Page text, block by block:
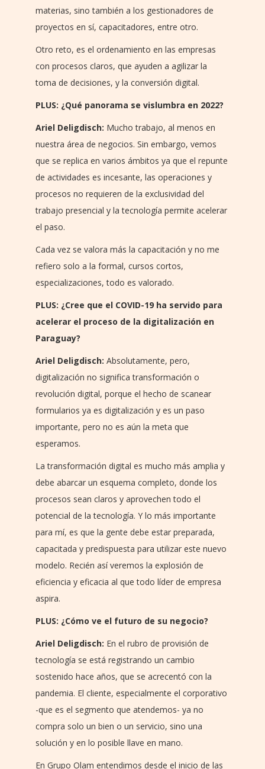
materias, sino también a los gestionadores de
proyectos en sí, capacitadores, entre otro.
Otro reto, es el ordenamiento en las empresas
con procesos claros, que ayuden a agilizar la
toma de decisiones, y la conversión digital.
PLUS: ¿Qué panorama se vislumbra en 2022?
Ariel Deligdisch: Mucho trabajo, al menos en
nuestra área de negocios. Sin embargo, vemos
que se replica en varios ámbitos ya que el repunte
de actividades es incesante, las operaciones y
procesos no requieren de la exclusividad del
trabajo presencial y la tecnología permite acelerar
el paso.
Cada vez se valora más la capacitación y no me
refiero solo a la formal, cursos cortos,
especializaciones, todo es valorado.
PLUS: ¿Cree que el COVID-19 ha servido para
acelerar el proceso de la digitalización en
Paraguay?
Ariel Deligdisch: Absolutamente, pero,
digitalización no significa transformación o
revolución digital, porque el hecho de scanear
formularios ya es digitalización y es un paso
importante, pero no es aún la meta que
esperamos.
La transformación digital es mucho más amplia y
debe abarcar un esquema completo, donde los
procesos sean claros y aprovechen todo el
potencial de la tecnología. Y lo más importante
para mí, es que la gente debe estar preparada,
capacitada y predispuesta para utilizar este nuevo
modelo. Recién así veremos la explosión de
eficiencia y eficacia al que todo líder de empresa
aspira.
PLUS: ¿Cómo ve el futuro de su negocio?
Ariel Deligdisch: En el rubro de provisión de
tecnología se está registrando un cambio
sostenido hace años, que se acrecentó con la
pandemia. El cliente, especialmente el corporativo
-que es el segmento que atendemos- ya no
compra solo un bien o un servicio, sino una
solución y en lo posible llave en mano.
En Grupo Olam entendimos desde el inicio de las